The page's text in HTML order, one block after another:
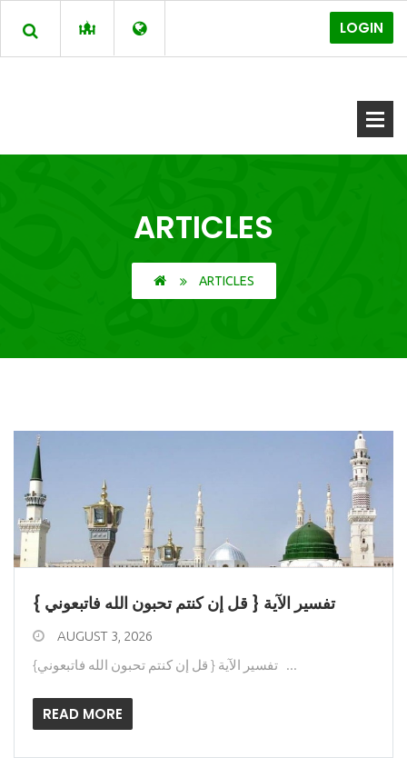
LOGIN
ARTICLES
ARTICLES
تفسير الآية { قل إن كنتم تحبون الله فاتبعوني }
AUGUST 3, 2026
تفسير الآية { قل إن كنتم تحبون الله فاتبعوني} ...
READ MORE